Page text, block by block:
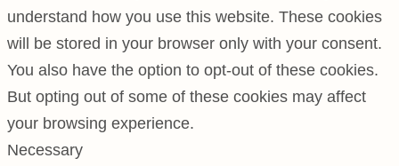
understand how you use this website. These cookies
will be stored in your browser only with your consent.
You also have the option to opt-out of these cookies.
But opting out of some of these cookies may affect
your browsing experience.
Necessary